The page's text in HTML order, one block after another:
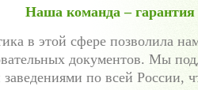
Наша команда – гарантия
в этой сфере позволила
документов. Мы
по всей России,